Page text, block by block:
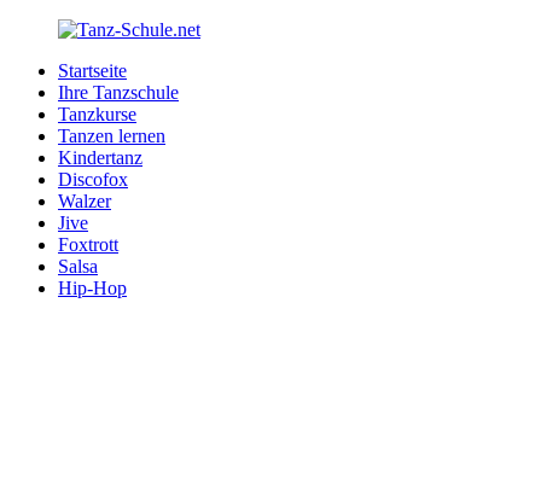
Zurück
Inhalt
Tanz-
Schule.net
Ihre
Tanzschule
Internet
Startseite
Ihre Tanzschule
Tanzkurse
Tanzen lernen
Kindertanz
Discofox
Walzer
Jive
Foxtrott
Salsa
Hip-Hop